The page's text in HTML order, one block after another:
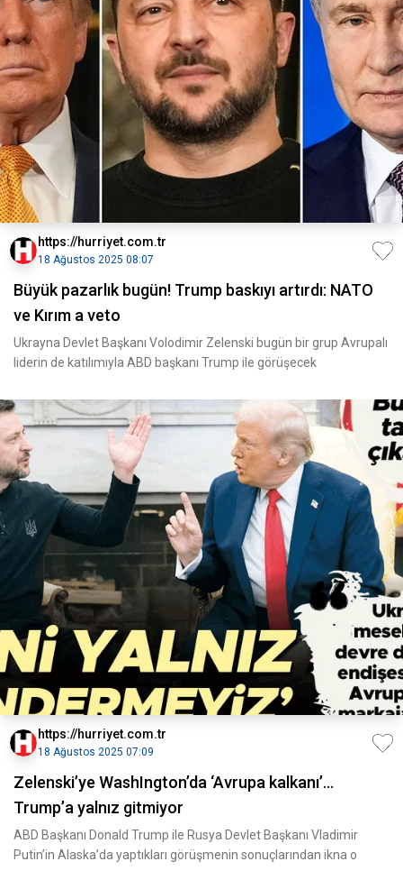
https://hurriyet.com.tr
18 Ağustos 2025 08:07
Büyük pazarlık bugün! Trump baskıyı artırdı: NATO
ve Kırım a veto
Ukrayna Devlet Başkanı Volodimir Zelenski bugün bir grup Avrupalı
liderin de katılımıyla ABD başkanı Trump ile görüşecek
https://hurriyet.com.tr
18 Ağustos 2025 07:09
Zelenski’ye WashIngton’da ‘Avrupa kalkanı’…
Trump’a yalnız gitmiyor
ABD Başkanı Donald Trump ile Rusya Devlet Başkanı Vladimir
Putin’in Alaska’da yaptıkları görüşmenin sonuçlarından ikna o